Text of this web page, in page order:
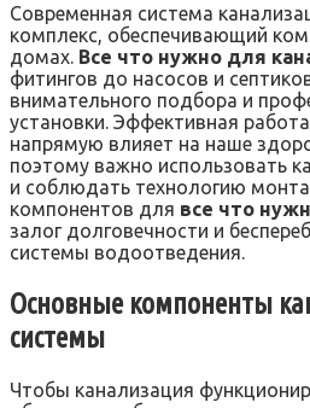
Современная система
комплекс, обеспечивающий
домах. Все что нужно для
фитингов до насосов и
внимательного подбора и
установки. Эффективная
напрямую влияет на наше
поэтому важно использовать
и соблюдать технологию
компонентов для все что
залог долговечности и
системы водоотведения.
Основные компоненты
системы
Чтобы канализация